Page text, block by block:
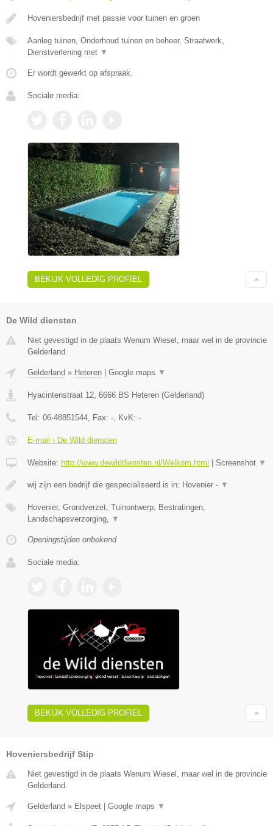
Hoveniersbedrijf met passie voor tuinen en groen
Aanleg tuinen, Onderhoud tuinen en beheer, Straatwerk,
Dienstverlening met ▼
Er wordt gewerkt op afspraak.
Sociale media:
BEKIJK VOLLEDIG PROFIEL
De Wild diensten
Niet gevestigd in de plaats Wenum Wiesel, maar wel in de provincie
Gelderland.
Gelderland » Heteren Google maps ▼
Hyacintenstraat 12, 6666 BS Heteren (Gelderland)
Tel: 06-48851544, Fax: -, KvK: -
E-mail › De Wild diensten
Website: http://www.dewilddiensten.nl/Welkom.html Screenshot ▼
wij zijn een bedrijf die gespecialiseerd is in: Hovenier - ▼
Hovenier, Grondverzet, Tuinontwerp, Bestratingen,
Landschapsverzorging, ▼
Openingstijden onbekend
Sociale media:
BEKIJK VOLLEDIG PROFIEL
Hoveniersbedrijf Stip
Niet gevestigd in de plaats Wenum Wiesel, maar wel in de provincie
Gelderland.
Gelderland » Elspeet Google maps ▼